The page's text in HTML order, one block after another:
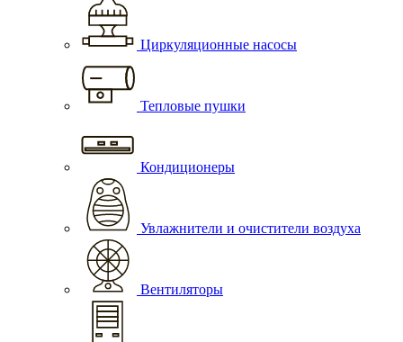
Циркуляционные насосы
Тепловые пушки
Кондиционеры
Увлажнители и очистители воздуха
Вентиляторы